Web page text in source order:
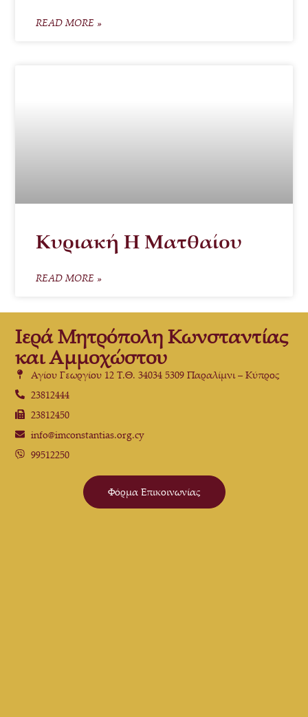
READ MORE »
Κυριακή Η Ματθαίου
READ MORE »
Ιερά Μητρόπολη Κωνσταντίας
και Αμμοχώστου
Αγίου Γεωργίου 12 Τ.Θ. 34034 5309 Παραλίμνι – Κύπρος
23812444
23812450
info@imconstantias.org.cy
99512250
Φόρμα Επικοινωνίας